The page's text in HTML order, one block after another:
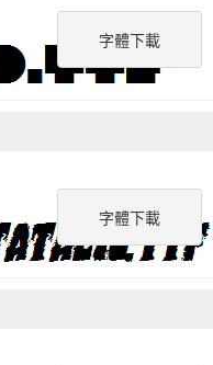
字體下載
字體下載